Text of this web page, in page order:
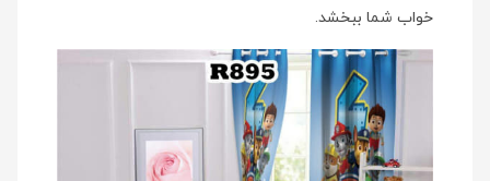
خواب شما ببخشد.